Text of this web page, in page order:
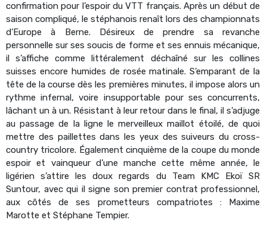
confirmation pour l’espoir du VTT français. Après un début de
saison compliqué, le stéphanois renaît lors des championnats
d’Europe à Berne. Désireux de prendre sa revanche
personnelle sur ses soucis de forme et ses ennuis mécanique,
il s’affiche comme littéralement déchaîné sur les collines
suisses encore humides de rosée matinale. S’emparant de la
tête de la course dès les premières minutes, il impose alors un
rythme infernal, voire insupportable pour ses concurrents,
lâchant un à un. Résistant à leur retour dans le final, il s’adjuge
au passage de la ligne le merveilleux maillot étoilé, de quoi
mettre des paillettes dans les yeux des suiveurs du cross-
country tricolore. Également cinquième de la coupe du monde
espoir et vainqueur d’une manche cette même année, le
ligérien s’attire les doux regards du Team KMC Ekoï SR
Suntour, avec qui il signe son premier contrat professionnel,
aux côtés de ses prometteurs compatriotes : Maxime
Marotte et Stéphane Tempier.